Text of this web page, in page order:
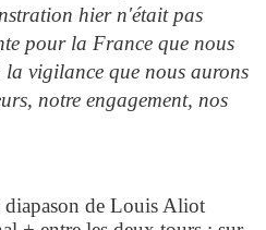
hier n'était pas
pour la France que nous
vigilance que nous aurons
notre engagement, nos
diapason de Louis Aliot